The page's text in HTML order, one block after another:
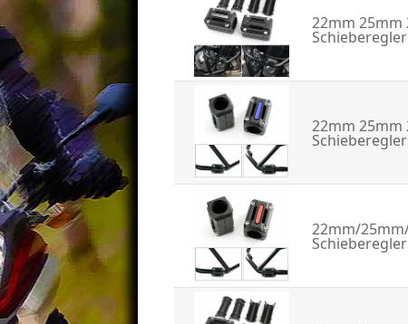
22mm
22mm
22mm/